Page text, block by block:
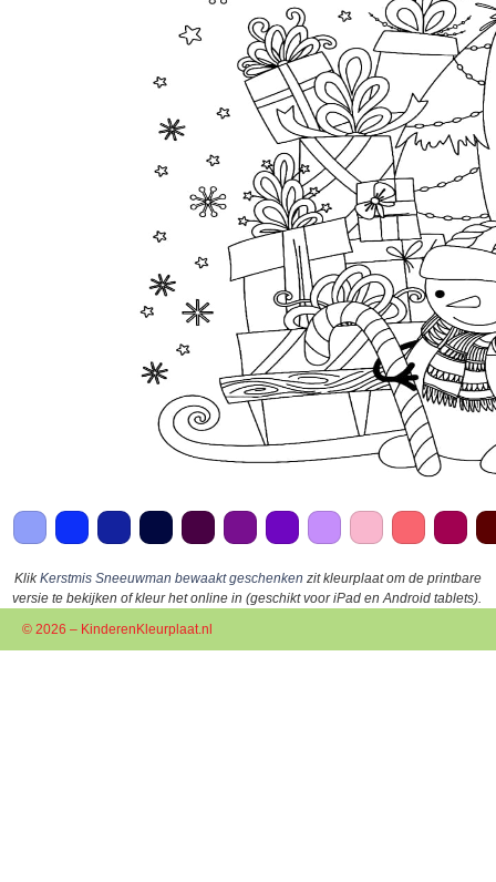
KlikKerstmis Sneeuwman bewaakt geschenken zit kleurplaat om de printbare
versie te bekijken of kleur het online in (geschikt voor iPad en Android tablets).
© 2026 – KinderenKleurplaat.nl